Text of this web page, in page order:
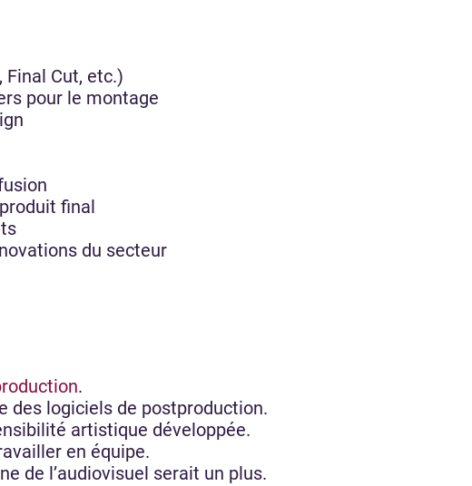
Cut, etc.)
pour le montage
final
du secteur
.
des logiciels de postproduction.
artistique développée.
en équipe.
de l’audiovisuel serait un plus.